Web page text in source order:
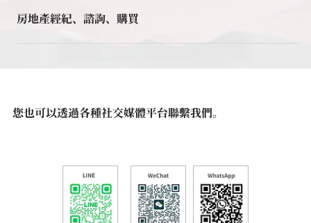
房地產經紀、諮詢、購買
您也可以透過各種社交媒體平台聯繫我們。